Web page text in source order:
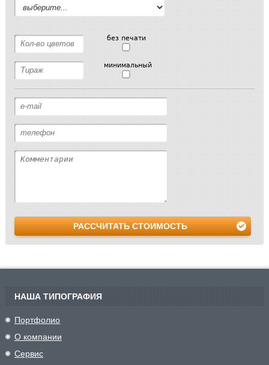
без печати
минимальный
РАССЧИТАТЬ СТОИМОСТЬ
НАША ТИПОГРАФИЯ
Портфолио
О компании
Сервис